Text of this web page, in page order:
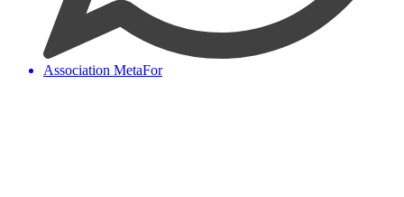
Association MetaFor